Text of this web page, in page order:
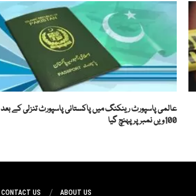
عالمی پاسپورٹ رینکنگ میں پاکستانی پاسپورٹ تنزلی کے بعد
100ویں نمبر پر پہنچ گیا
ABOUT US
CONTACT US